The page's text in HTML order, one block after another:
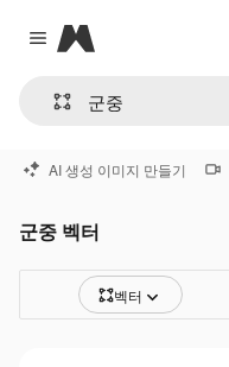
Close menu
Magnific
AI 생성 이미지 만들기
군중 벡터
벡터